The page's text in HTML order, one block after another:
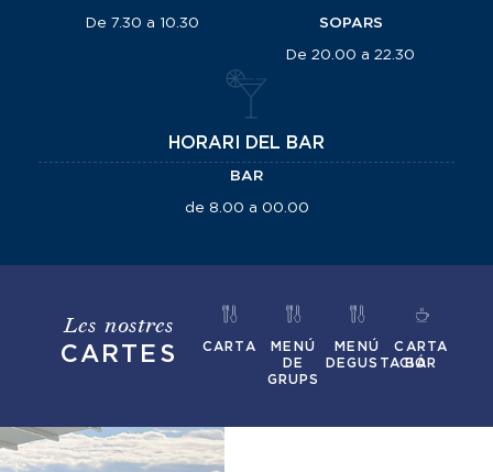
De 7.30 a 10.30
SOPARS
De 20.00 a 22.30
HORARI DEL BAR
BAR
de 8.00 a 00.00
Les nostres
CARTES CARTA
MENÚ
DE
GRUPS
MENÚ
DEGUSTACIÓ
CARTA
BAR